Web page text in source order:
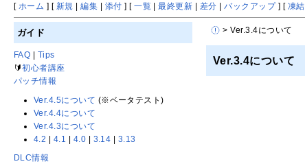
[ ホーム ] [ 新規 |編集 | 添付 ] [一覧 |最終更新 | 差分 |バックアップ] [ 凍結
> Ver.3.4について
Ver.3.4について
ガイド
FAQ
Tips
🔰初心者講座
パッチ情報
Ver.4.5について (※ベータテスト)
Ver.4.4について
Ver.4.3について
4.2 | 4.1 | 4.0 | 3.14 | 3.13
DLC情報